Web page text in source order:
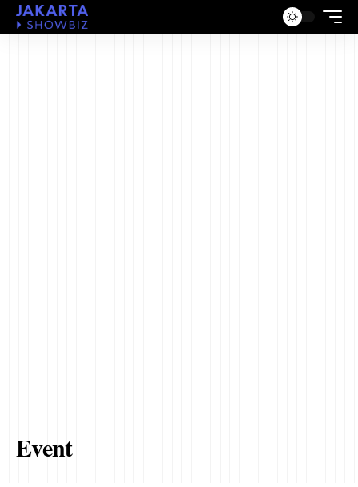
Event